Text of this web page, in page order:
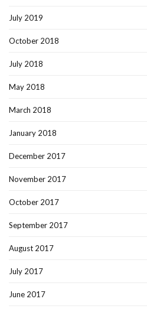
July 2019
October 2018
July 2018
May 2018
March 2018
January 2018
December 2017
November 2017
October 2017
September 2017
August 2017
July 2017
June 2017